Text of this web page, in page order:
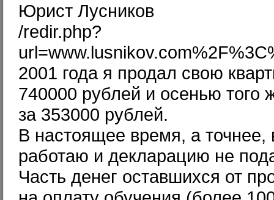
Юрист Лусников
/redir.php?
2001 года я продал свою
740000 рублей и осенью
за 353000 рублей.
В настоящее время, а точнее,
работаю и декларацию не
Часть денег оставшихся от